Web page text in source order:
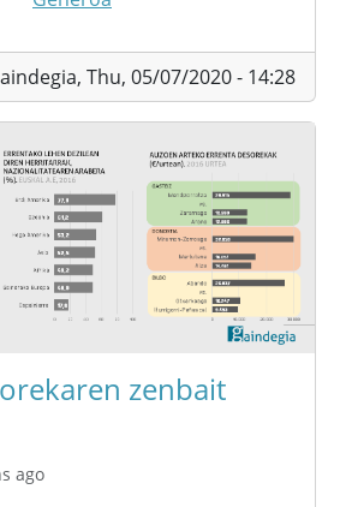
Thu, 05/07/2020 - 14:28
zenbait
ago